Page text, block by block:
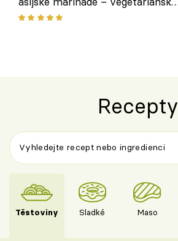
chuťovka z grilu
Recepty
Těstoviny Sladké Maso